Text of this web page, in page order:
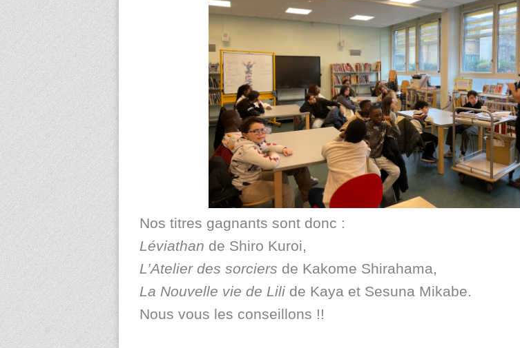
Nos titres gagnants sont donc :
Léviathan de Shiro Kuroi,
L’Atelier des sorciers de Kakome Shirahama,
La Nouvelle vie de Lili de Kaya et Sesuna Mikabe.
Nous vous les conseillons !!